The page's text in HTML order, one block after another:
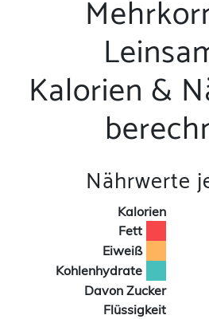
Kalorien &
Nährwerte
Kalorien
Fett
Eiweiß
Kohlenhydrate
Davon Zucker
Flüssigkeit